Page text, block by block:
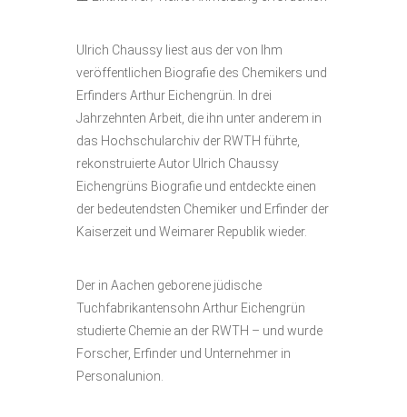
Ulrich Chaussy liest aus der von Ihm
veröffentlichen Biografie des Chemikers und
Erfinders Arthur Eichengrün. In drei
Jahrzehnten Arbeit, die ihn unter anderem in
das Hochschularchiv der RWTH führte,
rekonstruierte Autor Ulrich Chaussy
Eichengrüns Biografie und entdeckte einen
der bedeutendsten Chemiker und Erfinder der
Kaiserzeit und Weimarer Republik wieder.
Der in Aachen geborene jüdische
Tuchfabrikantensohn Arthur Eichengrün
studierte Chemie an der RWTH – und wurde
Forscher, Erfinder und Unternehmer in
Personalunion.